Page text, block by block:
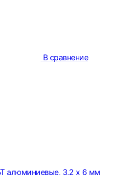
В сравнение
алюминиевые, 3,2 х 6 мм